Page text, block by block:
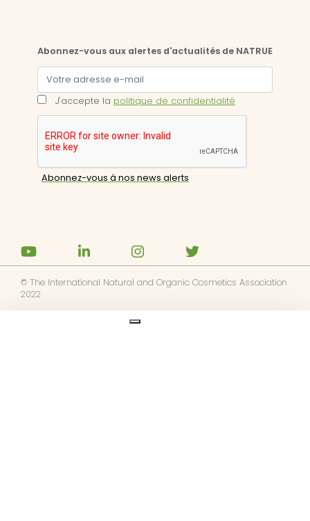
Abonnez-vous aux alertes d'actualités de NATRUE
J'accepte la politique de confidentialité
© The International Natural and Organic Cosmetics Association
2022